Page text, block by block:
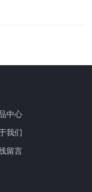
中心
我们
留言